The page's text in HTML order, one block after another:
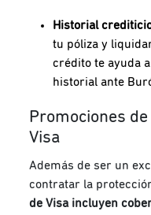
Historial
tu póliza y
crédito te ayuda
historial ante
Promociones
Visa
Además de ser un
contratar la
de Visa incluyen